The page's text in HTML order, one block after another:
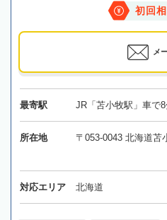
初回
メ
最寄駅 JR「苫小牧駅」車で8
所在地 〒053-0043 北海道苫
対応エリア 北海道